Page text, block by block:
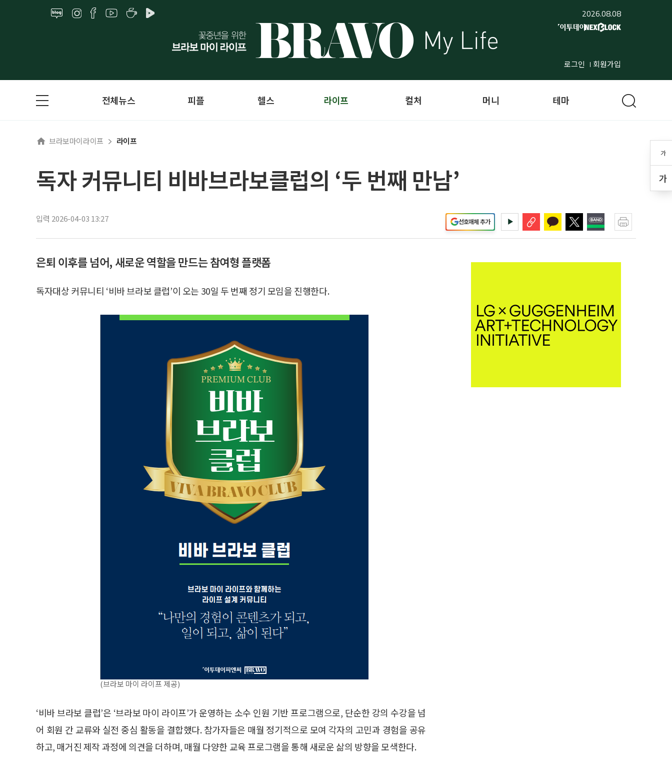
2026.08.08
로그인 회원가입
가
가
전체뉴스 피플 헬스 라이프 컬처 머니 테마
브라보마이라이프 라이프
독자 커뮤니티 비바브라보클럽의 ‘두 번째 만남’
입력 2026-04-03 13:27 선호매체 추가
은퇴 이후를 넘어, 새로운 역할을 만드는 참여형 플랫폼
독자대상 커뮤니티 ‘비바 브라보 클럽’이 오는 30일 두 번째 정기 모임을 진행한다.
(브라보 마이 라이프 제공)
‘비바 브라보 클럽’은 ‘브라보 마이 라이프’가 운영하는 소수 인원 기반 프로그램으로, 단순한 강의 수강을 넘
어 회원 간 교류와 실전 중심 활동을 결합했다. 참가자들은 매월 정기적으로 모여 각자의 고민과 경험을 공유
하고, 매거진 제작 과정에 의견을 더하며, 매월 다양한 교육 프로그램을 통해 새로운 삶의 방향을 모색한다.